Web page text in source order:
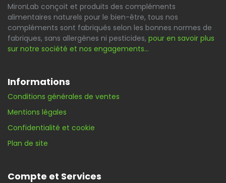
MironLab conçoit et produits des compléments
alimentaires naturels pour le bien-être, tous nos
compléments sont fabriqués selon les bonnes normes de
fabriques, sans allergènes ni pesticides, pour en savoir plus
sur notre société et nos engagements…
Informations
Conditions générales de ventes
Mentions légales
Confidentialité et cookie
Plan de site
Compte et Services